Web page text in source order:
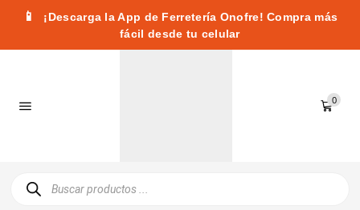
📱
¡Descarga la App de Ferretería Onofre! Compra más
fácil desde tu celular
0